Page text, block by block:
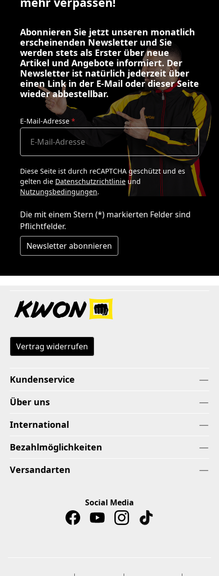
Abonnieren Sie jetzt unseren monatlich
erscheinenden Newsletter und Sie
werden stets als Erster über neue
Artikel und Angebote informiert. Der
Newsletter ist natürlich jederzeit über
einen Link in der E-Mail oder dieser Seite
wieder abbestellbar.
E-Mail-Adresse *
Diese Seite ist durch reCAPTCHA geschützt und es
gelten die Datenschutzrichtlinie und
Nutzungsbedingungen.
Die mit einem Stern (*) markierten Felder sind
Pflichtfelder.
Newsletter abonnieren
Vertrag widerrufen
Kundenservice
Über uns
International
Bezahlmöglichkeiten
Versandarten
Social Media